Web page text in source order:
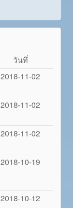
วันทึ่
2018-11-02
2018-11-02
2018-11-02
2018-10-19
2018-10-12